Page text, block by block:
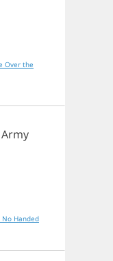
Over the
Army
No Handed